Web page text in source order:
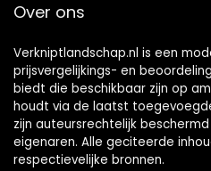
Over ons
Verkniptlandschap.nl is een
prijsvergelijkings- en
biedt die beschikbaar zijn op
houdt via de laatst
zijn auteursrechtelijk
eigenaren. Alle geciteerde
respectievelijke bronnen.